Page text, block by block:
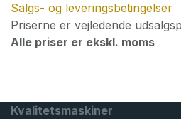
Salgs- og leveringsbetingelser
Priserne er vejledende
Alle priser er ekskl. moms
Kvalitetsmaskiner